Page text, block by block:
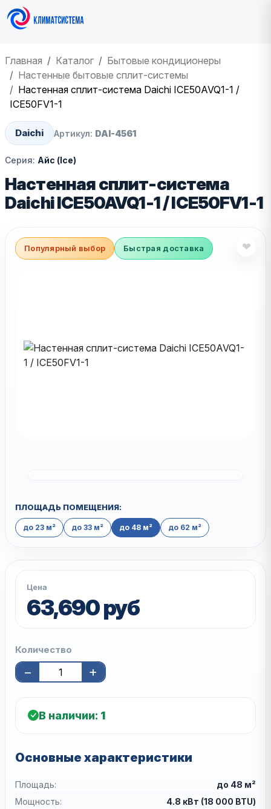
Главная Каталог
Бытовые кондиционеры
Настенные бытовые сплит-системы
Настенная сплит-система Daichi ICE50AVQ1-1 /
ICE50FV1-1
Daichi Артикул: DAI-4561
Серия: Айс (Ice)
Настенная сплит-система
Daichi ICE50AVQ1-1 / ICE50FV1-1
Популярный выбор Быстрая доставка ❤
ПЛОЩАДЬ ПОМЕЩЕНИЯ:
до 23 м² до 33 м² до 48 м² до 62 м²
Цена
63,690 руб
Количество
− +
В наличии: 1
Основные характеристики
Площадь:
до 48 м²
Мощность:
4.8 кВт (18 000 BTU)